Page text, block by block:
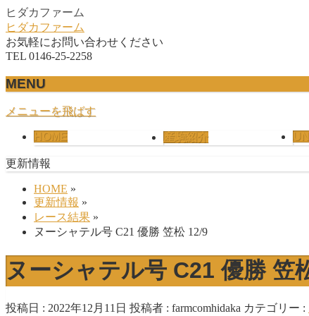
ヒダカファーム
ヒダカファーム
お気軽にお問い合わせください
TEL 0146-25-2258
MENU
メニューを飛ばす
HOME 産駒紹介
更新情報
HOME »
更新情報 »
レース結果 »
ヌーシャテル号 C21 優勝 笠松 12/9
ヌーシャテル号 C21 優勝 笠
投稿日 : 2022年12月11日 投稿者 : farmcomhidaka カテゴリー :